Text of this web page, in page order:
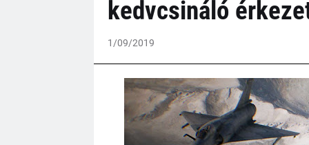
kedvcsináló
1/09/2019